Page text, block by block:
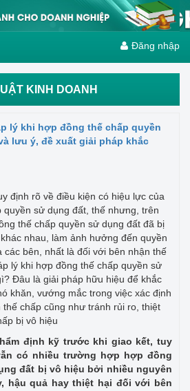
Đăng nhập
KINH DOANH
lý khi hợp đồng thế chấp quyền
lưu ý, đề xuất giải pháp khắc
định rõ về điều kiện có hiệu lực của
quyền sử dụng đất, thế nhưng, trên
thế chấp quyền sử dụng đất đã bị
nhau, làm ảnh hưởng đến quyền
bên, nhất là đối với bên nhận thế
lý khi hợp đồng thế chấp quyền sử
Đâu là giải pháp hữu hiệu để khắc
khăn, vướng mắc trong việc xác định
chấp cũng như tránh rủi ro, thiệt
bị vô hiệu
định kỹ trước khi giao kết, tuy
có nhiều trường hợp hợp đồng
đất bị vô hiệu bởi nhiều nguyên
hậu quả hay thiệt hại đối với bên